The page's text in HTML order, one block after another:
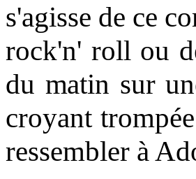
s'agisse de ce
rock'n' roll ou
du matin sur
croyant
ressembler à